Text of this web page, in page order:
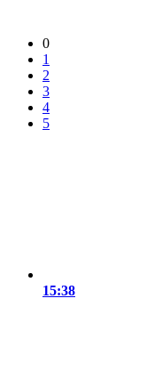
0
1
2
3
4
5
15:38